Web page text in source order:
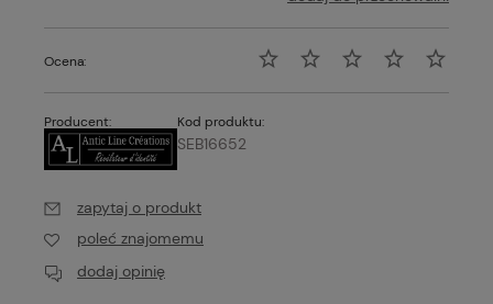
Ocena:
Producent: Kod produktu:
SEB16652
zapytaj o produkt
poleć znajomemu
dodaj opinię